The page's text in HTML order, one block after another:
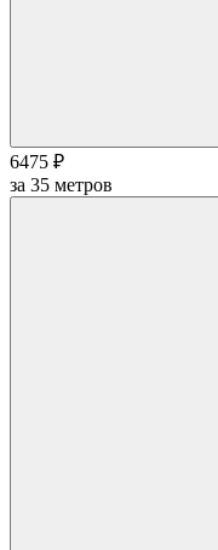
6475 ₽
за 35 метров